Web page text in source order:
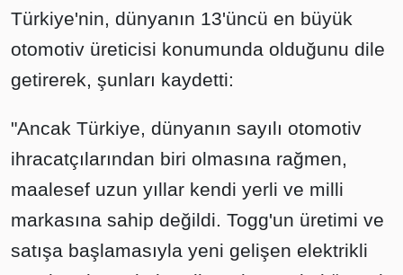
Türkiye'nin, dünyanın 13'üncü en büyük
otomotiv üreticisi konumunda olduğunu dile
getirerek, şunları kaydetti:
"Ancak Türkiye, dünyanın sayılı otomotiv
ihracatçılarından biri olmasına rağmen,
maalesef uzun yıllar kendi yerli ve milli
markasına sahip değildi. Togg'un üretimi ve
satışa başlamasıyla yeni gelişen elektrikli